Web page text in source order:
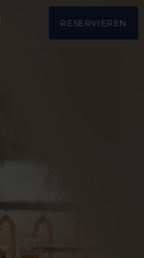
RESERVIEREN